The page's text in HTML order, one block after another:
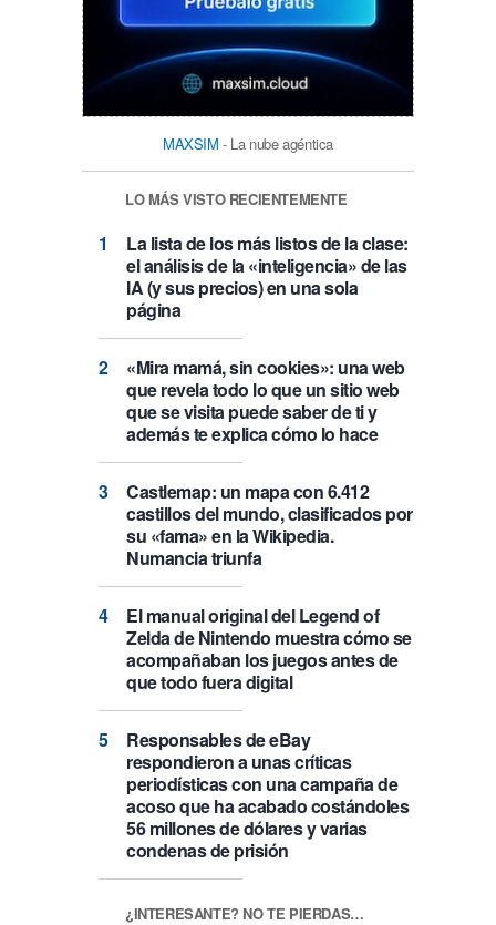
MAXSIM - La nube agéntica
LO MÁS VISTO RECIENTEMENTE
La lista de los más listos de la clase:
el análisis de la «inteligencia» de las
IA (y sus precios) en una sola
página
«Mira mamá, sin cookies»: una web
que revela todo lo que un sitio web
que se visita puede saber de ti y
además te explica cómo lo hace
Castlemap: un mapa con 6.412
castillos del mundo, clasificados por
su «fama» en la Wikipedia.
Numancia triunfa
El manual original del Legend of
Zelda de Nintendo muestra cómo se
acompañaban los juegos antes de
que todo fuera digital
Responsables de eBay
respondieron a unas críticas
periodísticas con una campaña de
acoso que ha acabado costándoles
56 millones de dólares y varias
condenas de prisión
¿INTERESANTE? NO TE PIERDAS…